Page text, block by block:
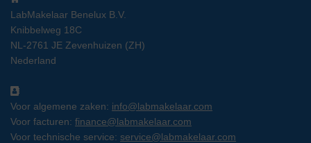
LabMakelaar Benelux B.V.
Knibbelweg 18C
NL-2761 JE Zevenhuizen (ZH)
Nederland
Voor algemene zaken: info@labmakelaar.com
Voor facturen: finance@labmakelaar.com
Voor technische service: service@labmakelaar.com